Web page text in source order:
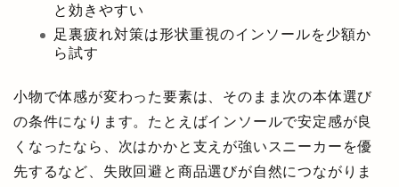
と効きやすい
足裏疲れ対策は形状重視のインソールを少額か
ら試す
小物で体感が変わった要素は、そのまま次の本体選び
の条件になります。たとえばインソールで安定感が良
くなったなら、次はかかと支えが強いスニーカーを優
先するなど、失敗回避と商品選びが自然につながりま